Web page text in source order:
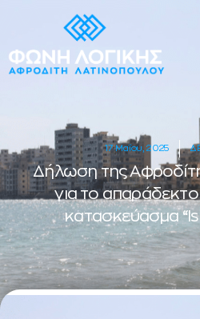
17 Μαΐου, 2025
Δήλωση της
για το
κατασκεύασμα